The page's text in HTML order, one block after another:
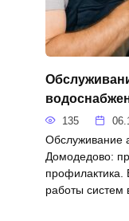
135
Обслуживание
Домодедово:
профилактика.
работы систем